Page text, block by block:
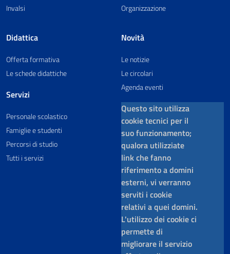
Invalsi
Organizzazione
Didattica
Offerta formativa
Le schede didattiche
Servizi
Personale scolastico
Famiglie e studenti
Percorsi di studio
Tutti i servizi
Novità
Le notizie
Le circolari
Agenda eventi
Questo sito utilizza
cookie tecnici per il
suo funzionamento;
qualora utilizziate
link che fanno
riferimento a domini
esterni, vi verranno
serviti i cookie
relativi a quei domini.
L'utilizzo dei cookie ci
permette di
migliorare il servizio